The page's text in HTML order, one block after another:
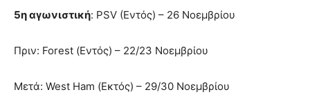
5η αγωνιστική: PSV (Εντός) – 26 Νοεμβρίου
Πριν: Forest (Εντός) – 22/23 Νοεμβρίου
Μετά: West Ham (Εκτός) – 29/30 Νοεμβρίου